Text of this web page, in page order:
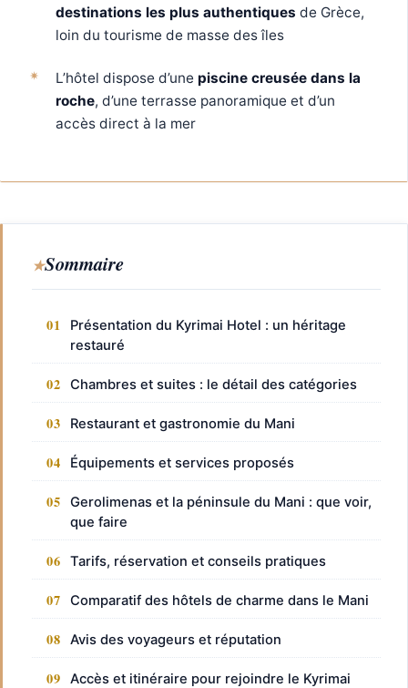
destinations les plus authentiques de Grèce,
loin du tourisme de masse des îles
L’hôtel dispose d’une piscine creusée dans la
roche, d’une terrasse panoramique et d’un
accès direct à la mer
Sommaire
Présentation du Kyrimai Hotel : un héritage
restauré
Chambres et suites : le détail des catégories
Restaurant et gastronomie du Mani
Équipements et services proposés
Gerolimenas et la péninsule du Mani : que voir,
que faire
Tarifs, réservation et conseils pratiques
Comparatif des hôtels de charme dans le Mani
Avis des voyageurs et réputation
Accès et itinéraire pour rejoindre le Kyrimai